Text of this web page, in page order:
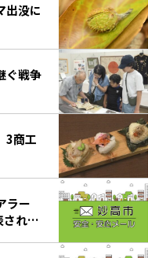
ぐ戦争
3商工
ラー
されて